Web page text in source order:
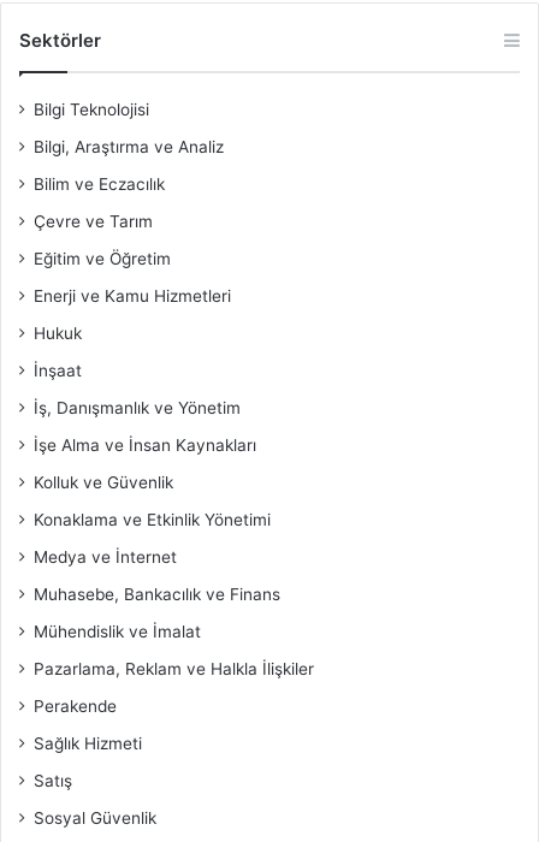
Sektörler
Bilgi Teknolojisi
Bilgi, Araştırma ve Analiz
Bilim ve Eczacılık
Çevre ve Tarım
Eğitim ve Öğretim
Enerji ve Kamu Hizmetleri
Hukuk
İnşaat
İş, Danışmanlık ve Yönetim
İşe Alma ve İnsan Kaynakları
Kolluk ve Güvenlik
Konaklama ve Etkinlik Yönetimi
Medya ve İnternet
Muhasebe, Bankacılık ve Finans
Mühendislik ve İmalat
Pazarlama, Reklam ve Halkla İlişkiler
Perakende
Sağlık Hizmeti
Satış
Sosyal Güvenlik